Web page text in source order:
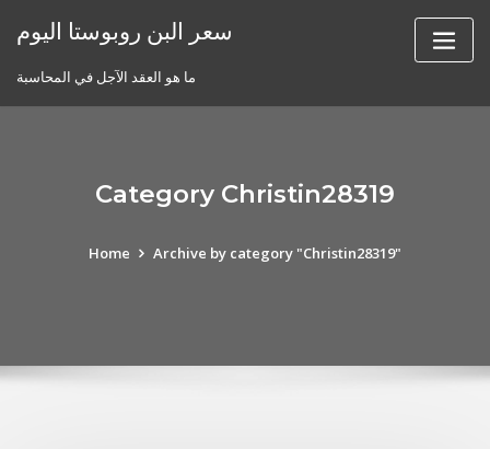
سعر البن روبوستا اليوم
ما هو العقد الآجل في المحاسبة
Category Christin28319
Home Archive by category "Christin28319"